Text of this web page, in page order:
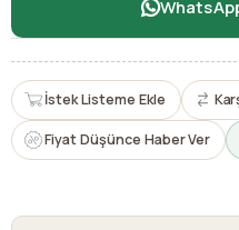
İstek Listeme Ekle
Fiyat Düşünce Haber Ver